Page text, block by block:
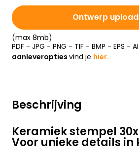
Beschrijving
Keramiek stempel
Voor unieke details in
Ontwerp
(max 8mb)
PDF - JPG - PNG - TIF - BMP - EPS -
aanleveropties vind je hier.